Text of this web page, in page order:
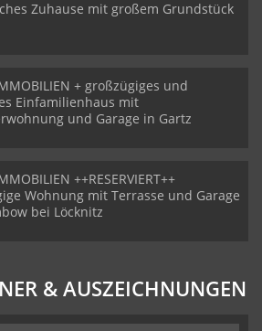
Zuhause mit großem Grundstück
+ großzügiges und
Einfamilienhaus mit
und Garage in Gartz
++RESERVIERT++
Wohnung mit Terrasse und Garage
bei Löcknitz
& AUSZEICHNUNGEN